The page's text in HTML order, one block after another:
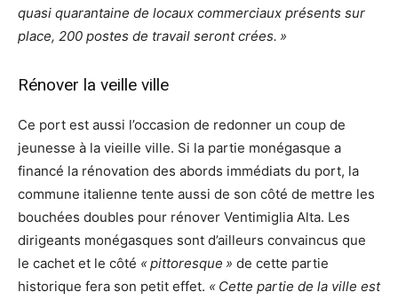
quasi quarantaine de locaux commerciaux présents sur
place, 200 postes de travail seront crées. »
Rénover la veille ville
Ce port est aussi l’occasion de redonner un coup de
jeunesse à la vieille ville. Si la partie monégasque a
financé la rénovation des abords immédiats du port, la
commune italienne tente aussi de son côté de mettre les
bouchées doubles pour rénover Ventimiglia Alta. Les
dirigeants monégasques sont d’ailleurs convaincus que
le cachet et le côté « pittoresque » de cette partie
historique fera son petit effet. « Cette partie de la ville est